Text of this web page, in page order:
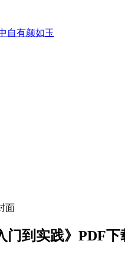
自有颜如玉
门到实践》PDF下